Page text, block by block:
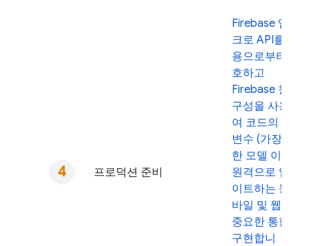
프로덕션 준비
Firebase 앱 체
크로 API를 악
용으로부터 보
호하고
Firebase 원격
구성을 사용하
여 코드의 매개
변수 (가장 중요
한 모델 이름)를
원격으로 업데
이트하는 등 모
바일 및 웹 앱에
중요한 통합을
구현합니